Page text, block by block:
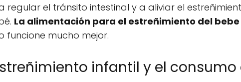
el tránsito intestinal y a aliviar el
La alimentación para el estreñimiento del bebe
funcione mucho mejor.
infantil y el